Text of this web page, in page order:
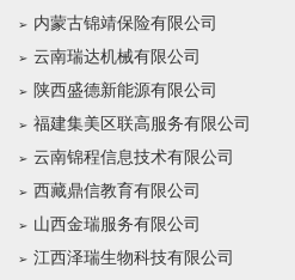
内蒙古锦靖保险有限公司
云南瑞达机械有限公司
陕西盛德新能源有限公司
福建集美区联高服务有限公司
云南锦程信息技术有限公司
西藏鼎信教育有限公司
山西金瑞服务有限公司
江西泽瑞生物科技有限公司